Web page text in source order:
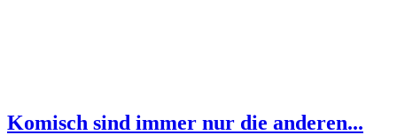
Komisch sind immer nur die anderen...